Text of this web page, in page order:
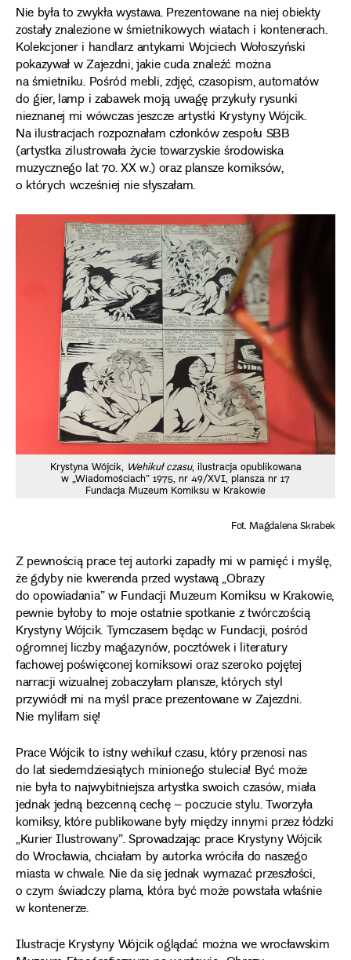
Nie była to zwykła wystawa. Prezentowane na niej obiekty
zostały znalezione w śmietnikowych wiatach i kontenerach.
Kolekcjoner i handlarz antykami Wojciech Wołoszyński
pokazywał w Zajezdni, jakie cuda znaleźć można
na śmietniku. Pośród mebli, zdjęć, czasopism, automatów
do gier, lamp i zabawek moją uwagę przykuły rysunki
nieznanej mi wówczas jeszcze artystki Krystyny Wójcik.
Na ilustracjach rozpoznałam członków zespołu SBB
(artystka zilustrowała życie towarzyskie środowiska
muzycznego lat 70. XX w.) oraz plansze komiksów,
o których wcześniej nie słyszałam.
Krystyna Wójcik, Wehikuł czasu, ilustracja opublikowana
w „Wiadomościach” 1975, nr 49/XVI, plansza nr 17
Fundacja Muzeum Komiksu w Krakowie
Fot. Magdalena Skrabek
Z pewnością prace tej autorki zapadły mi w pamięć i myślę,
że gdyby nie kwerenda przed wystawą „Obrazy
do opowiadania” w Fundacji Muzeum Komiksu w Krakowie,
pewnie byłoby to moje ostatnie spotkanie z twórczością
Krystyny Wójcik. Tymczasem będąc w Fundacji, pośród
ogromnej liczby magazynów, pocztówek i literatury
fachowej poświęconej komiksowi oraz szeroko pojętej
narracji wizualnej zobaczyłam plansze, których styl
przywiódł mi na myśl prace prezentowane w Zajezdni.
Nie myliłam się!
Prace Wójcik to istny wehikuł czasu, który przenosi nas
do lat siedemdziesiątych minionego stulecia! Być może
nie była to najwybitniejsza artystka swoich czasów, miała
jednak jedną bezcenną cechę – poczucie stylu. Tworzyła
komiksy, które publikowane były między innymi przez łódzki
„Kurier Ilustrowany”. Sprowadzając prace Krystyny Wójcik
do Wrocławia, chciałam by autorka wróciła do naszego
miasta w chwale. Nie da się jednak wymazać przeszłości,
o czym świadczy plama, która być może powstała właśnie
w kontenerze.
Ilustracje Krystyny Wójcik oglądać można we wrocławskim